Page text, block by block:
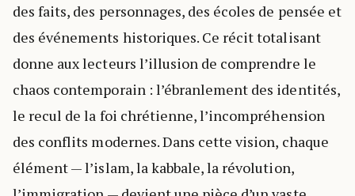
des faits, des personnages, des écoles de pensée et
des événements historiques. Ce récit totalisant
donne aux lecteurs l’illusion de comprendre le
chaos contemporain : l’ébranlement des identités,
le recul de la foi chrétienne, l’incompréhension
des conflits modernes. Dans cette vision, chaque
élément — l’islam, la kabbale, la révolution,